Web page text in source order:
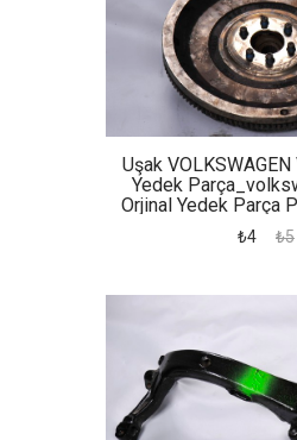
Uşak VOLKSWAGEN
Yedek
Orjinal Yedek Parça
Seti,
₺4 ₺5